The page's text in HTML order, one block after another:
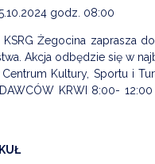
godz. 08:00
KSRG Żegocina zaprasza
Akcja odbędzie się w
Kultury, Sportu i
DAWCÓW KRWI 8:00-